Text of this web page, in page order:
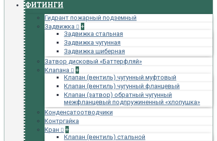
ФИТИНГИ
Гидрант пожарный подземный
Задвижка
+
Задвижка стальная
Задвижка чугунная
Задвижка шиберная
Затвор дисковый «Баттерфляй»
Клапана
+
Клапан (вентиль) чугунный муфтовый
Клапан (вентиль) чугунный фланцевый
Клапан (затвор) обратный чугунный
межфланцевый подпружиненный «хлопушка»
Конденсатоотводчики
Контргайка
Кран
+
Клапан (вентиль) стальной